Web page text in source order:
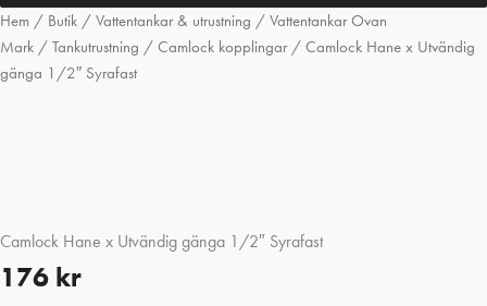
Hem / Butik / Vattentankar & utrustning / Vattentankar Ovan
Mark / Tankutrustning / Camlock kopplingar/ Camlock Hane x Utvändig
gänga 1/2″ Syrafast
Camlock Hane x Utvändig gänga 1/2″ Syrafast
176 kr